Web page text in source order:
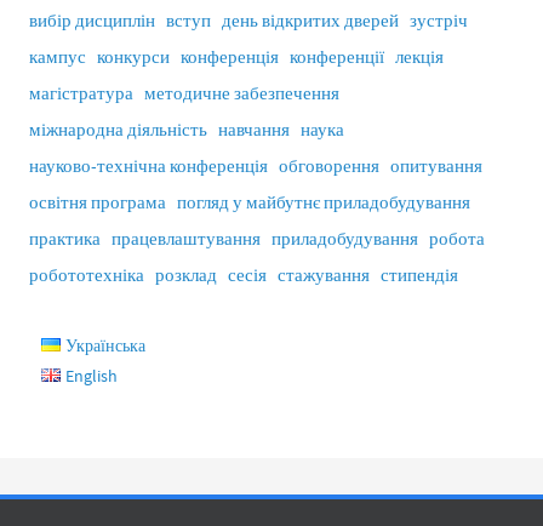
вибір дисциплін вступ день відкритих дверей зустріч
кампус конкурси конференція конференції лекція
магістратура методичне забезпечення
міжнародна діяльність навчання наука
науково-технічна конференція обговорення опитування
освітня програма погляд у майбутнє приладобудування
практика працевлаштування приладобудування робота
робототехніка розклад сесія стажування стипендія
Українська
English